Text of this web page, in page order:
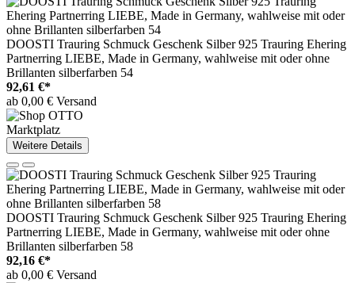
DOOSTI Trauring Schmuck Geschenk Silber 925 Trauring Ehering
Partnerring LIEBE, Made in Germany, wahlweise mit oder ohne
Brillanten silberfarben 54
92,61 €*
ab 0,00 € Versand
Marktplatz
Weitere Details
DOOSTI Trauring Schmuck Geschenk Silber 925 Trauring Ehering
Partnerring LIEBE, Made in Germany, wahlweise mit oder ohne
Brillanten silberfarben 58
92,16 €*
ab 0,00 € Versand